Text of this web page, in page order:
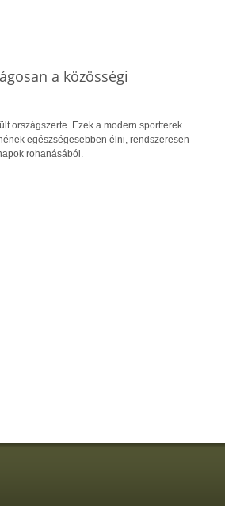
a közösségi
országszerte. Ezek a modern sportterek
egészségesebben élni, rendszeresen
rohanásából.